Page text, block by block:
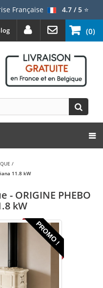
Française 4.7 / 5⭐
(0)
/
11.8 kW
- ORIGINE PHEBO
kW
PROMO !